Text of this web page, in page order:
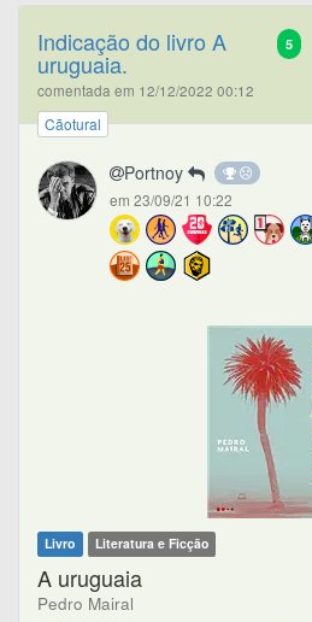
5
Indicação do livro A
uruguaia.
comentada em 12/12/2022 00:12
Cãotural
Portnoy
em 23/09/21 10:22
Livro Literatura e Ficção
A uruguaia
Pedro Mairal